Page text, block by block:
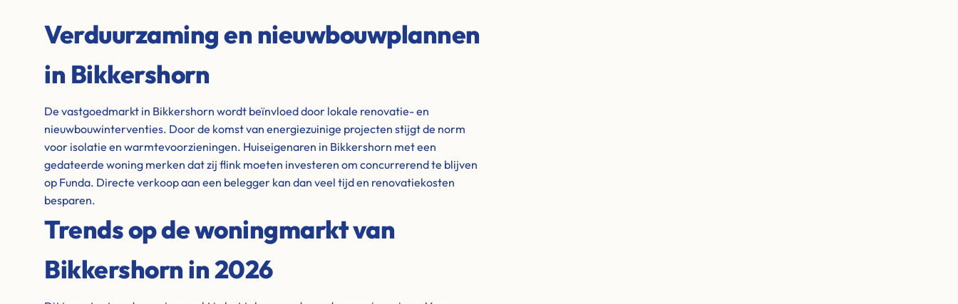
Verduurzaming en nieuwbouwplannen
in Bikkershorn
De vastgoedmarkt in Bikkershorn wordt beïnvloed door lokale renovatie- en
nieuwbouwinterventies. Door de komst van energiezuinige projecten stijgt de norm
voor isolatie en warmtevoorzieningen. Huiseigenaren in Bikkershorn met een
gedateerde woning merken dat zij flink moeten investeren om concurrerend te blijven
op Funda. Directe verkoop aan een belegger kan dan veel tijd en renovatiekosten
besparen.
Trends op de woningmarkt van
Bikkershorn in 2026